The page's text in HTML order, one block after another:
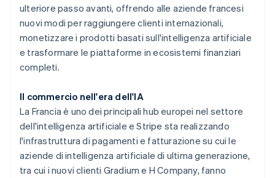
ulteriore passo avanti, offrendo alle aziende francesi
nuovi modi per raggiungere clienti internazionali,
monetizzare i prodotti basati sull'intelligenza artificiale
e trasformare le piattaforme in ecosistemi finanziari
completi.
Il commercio nell'era dell'IA
La Francia è uno dei principali hub europei nel settore
dell'intelligenza artificiale e Stripe sta realizzando
l'infrastruttura di pagamenti e fatturazione su cui le
aziende di intelligenza artificiale di ultima generazione,
tra cui i nuovi clienti Gradium e H Company, fanno